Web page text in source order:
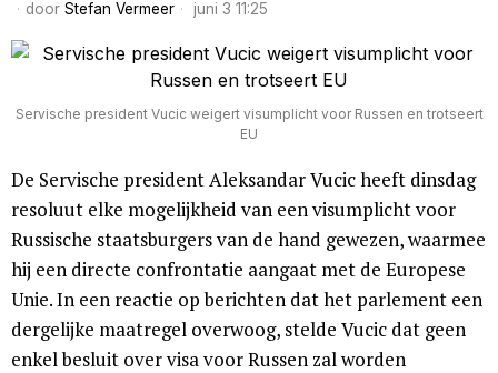
door Stefan Vermeer juni 3 11:25
Servische president Vucic weigert visumplicht voor Russen en trotseert
EU
De Servische president Aleksandar Vucic heeft dinsdag
resoluut elke mogelijkheid van een visumplicht voor
Russische staatsburgers van de hand gewezen, waarmee
hij een directe confrontatie aangaat met de Europese
Unie. In een reactie op berichten dat het parlement een
dergelijke maatregel overwoog, stelde Vucic dat geen
enkel besluit over visa voor Russen zal worden